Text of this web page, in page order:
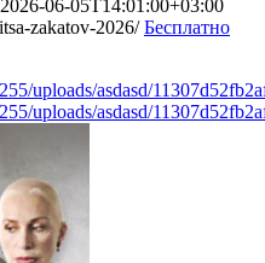
2026-06-05T14:01:00+03:00
zakatov-2026/ Бесплатно
uploads/asdasd/
uploads/asdasd/